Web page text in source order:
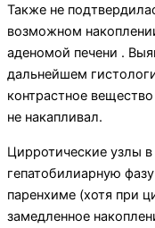
Также не
возможном
аденомой печени .
дальнейшем
контрастное
не накапливал.
Цирротические узлы
гепатобилиарную
паренхиме (хотя при
замедленное